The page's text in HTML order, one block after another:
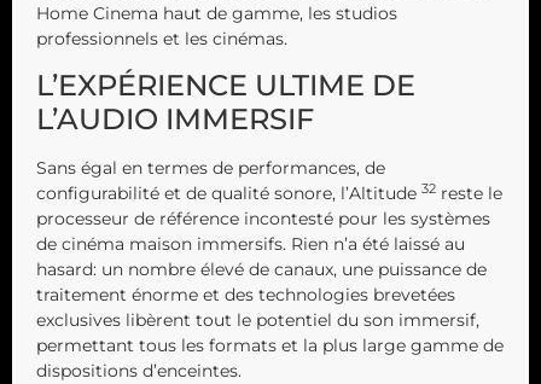
Home Cinema haut de gamme, les studios
professionnels et les cinémas.
L’EXPÉRIENCE ULTIME DE
L’AUDIO IMMERSIF
Sans égal en termes de performances, de
configurabilité et de qualité sonore, l’Altitude 32 reste le
processeur de référence incontesté pour les systèmes
de cinéma maison immersifs. Rien n’a été laissé au
hasard: un nombre élevé de canaux, une puissance de
traitement énorme et des technologies brevetées
exclusives libèrent tout le potentiel du son immersif,
permettant tous les formats et la plus large gamme de
dispositions d’enceintes.